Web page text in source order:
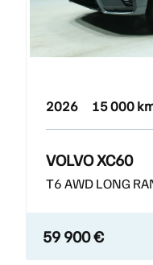
2026 15 000
VOLVO XC60
T6 AWD LONG
59 900 €